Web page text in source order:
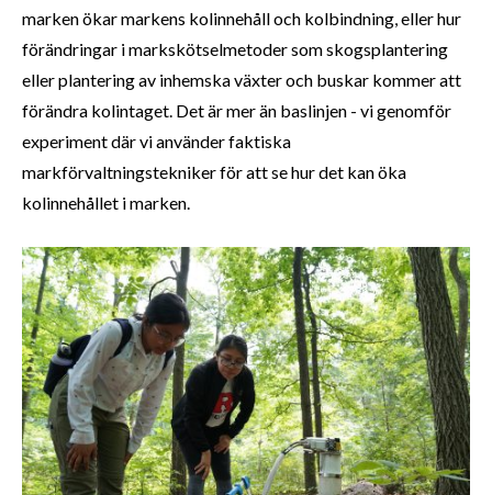
marken ökar markens kolinnehåll och kolbindning, eller hur
förändringar i markskötselmetoder som skogsplantering
eller plantering av inhemska växter och buskar kommer att
förändra kolintaget. Det är mer än baslinjen - vi genomför
experiment där vi använder faktiska
markförvaltningstekniker för att se hur det kan öka
kolinnehållet i marken.